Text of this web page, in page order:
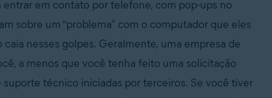
entrar em contato por telefone, com pop-ups no
sobre um “problema” com o computador que eles
nesses golpes. Geralmente, uma empresa de
a menos que você tenha feito uma solicitação
técnico iniciadas por terceiros. Se você tiver